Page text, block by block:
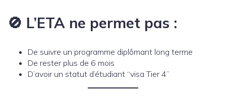
🚫 L’ETA ne permet pas :
De suivre un programme diplômant long terme
De rester plus de 6 mois
D’avoir un statut d’étudiant “visa Tier 4”